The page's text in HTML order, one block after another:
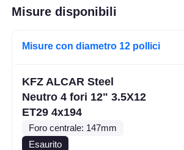
Misure disponibili
Misure con diametro 12 pollici
KFZ ALCAR Steel
Neutro 4 fori 12" 3.5X12
ET29 4x194
Foro centrale: 147mm
Esaurito